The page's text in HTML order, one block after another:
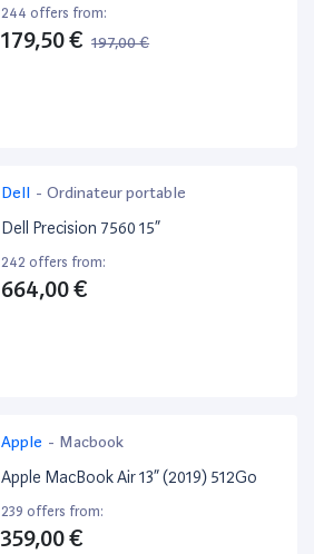
244 offers from:
179,50 € 197,00 €
Dell - Ordinateur portable
Dell Precision 7560 15”
242 offers from:
664,00 €
Apple - Macbook
Apple MacBook Air 13” (2019) 512Go
239 offers from:
359,00 €